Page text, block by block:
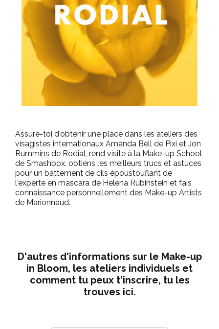
Assure-toi d'obtenir une place dans les ateliers des
visagistes internationaux Amanda Bell de Pixi et Jon
Rummins de Rodial, rend visite à la Make-up School
de Smashbox, obtiens les meilleurs trucs et astuces
pour un battement de cils époustouflant de
l'experte en mascara de Helena Rubinstein et fais
connaissance personnellement des Make-up Artists
de Marionnaud.
D'autres d'informations sur le Make-up
in Bloom, les ateliers individuels et
comment tu peux t'inscrire, tu les
trouves ici.